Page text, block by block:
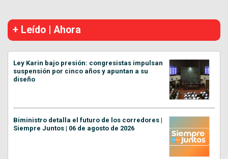
+ Leído | Ahora
Ley Karin bajo presión: congresistas impulsan
suspensión por cinco años y apuntan a su
diseño
Biministro detalla el futuro de los corredores |
Siempre Juntos | 06 de agosto de 2026